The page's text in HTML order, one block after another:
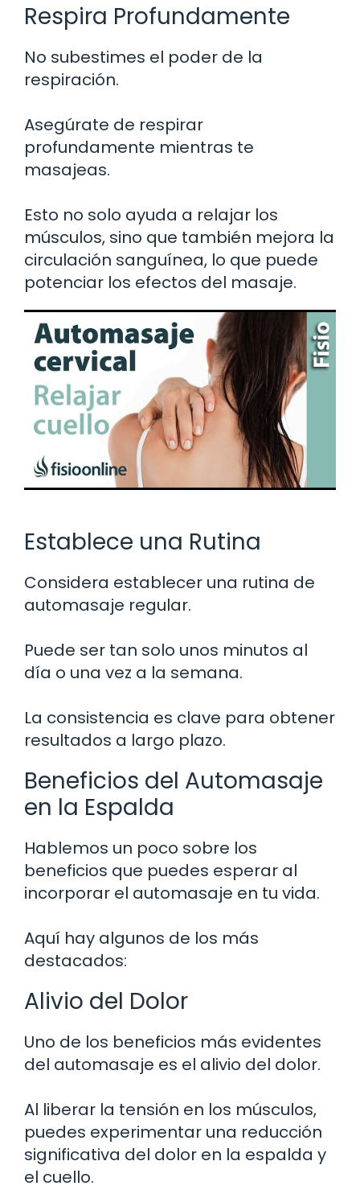
Respira Profundamente
No subestimes el poder de la
respiración.
Asegúrate de respirar
profundamente mientras te
masajeas.
Esto no solo ayuda a relajar los
músculos, sino que también mejora la
circulación sanguínea, lo que puede
potenciar los efectos del masaje.
Establece una Rutina
Considera establecer una rutina de
automasaje regular.
Puede ser tan solo unos minutos al
día o una vez a la semana.
La consistencia es clave para obtener
resultados a largo plazo.
Beneficios del Automasaje
en la Espalda
Hablemos un poco sobre los
beneficios que puedes esperar al
incorporar el automasaje en tu vida.
Aquí hay algunos de los más
destacados:
Alivio del Dolor
Uno de los beneficios más evidentes
del automasaje es el alivio del dolor.
Al liberar la tensión en los músculos,
puedes experimentar una reducción
significativa del dolor en la espalda y
el cuello.